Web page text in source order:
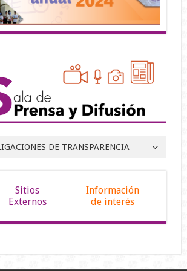
DE TRANSPARENCIA
Sitios
Externos
Información
de interés